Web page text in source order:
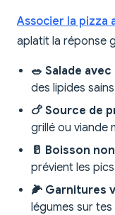
Associer la pizza
aplatit la réponse
🥗 Salade
des lipides sains
🍗 Source de
grillé ou viande
🥛 Boisson
prévient les
🌽 Garnitures
légumes sur